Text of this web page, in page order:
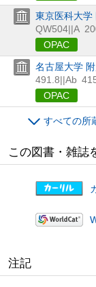
東京医科大学
QW504||A
OPAC
名古屋大学
491.8||Ab
OPAC
すべての所
この図書・雑誌
注記